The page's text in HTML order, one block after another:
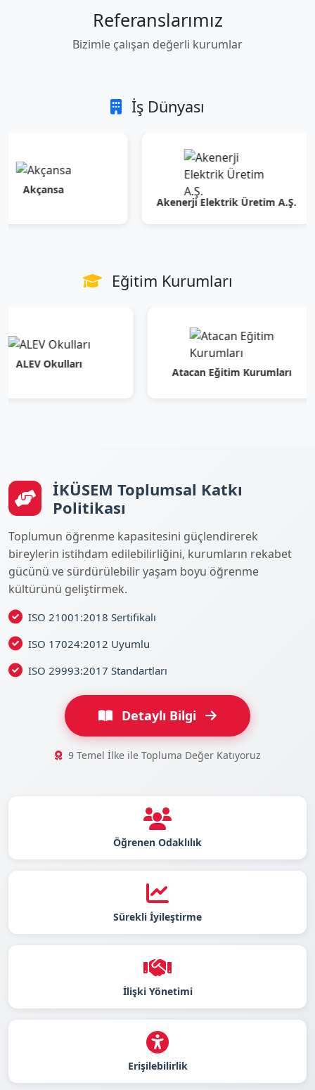
Referanslarımız
Bizimle çalışan değerli kurumlar
İş Dünyası
Akenerji Elektrik Üretim A.Ş.
Eğitim Kurumları
Okulları
Atacan Eğitim Kurumları
İKÜSEM Toplumsal Katkı
Politikası
Toplumun öğrenme kapasitesini güçlendirerek
bireylerin istihdam edilebilirliğini, kurumların rekabet
gücünü ve sürdürülebilir yaşam boyu öğrenme
kültürünü geliştirmek.
ISO 21001:2018 Sertifikalı
ISO 17024:2012 Uyumlu
ISO 29993:2017 Standartları
Detaylı Bilgi
9 Temel İlke ile Topluma Değer Katıyoruz
Öğrenen Odaklılık
Sürekli İyileştirme
İlişki Yönetimi
Erişilebilirlik